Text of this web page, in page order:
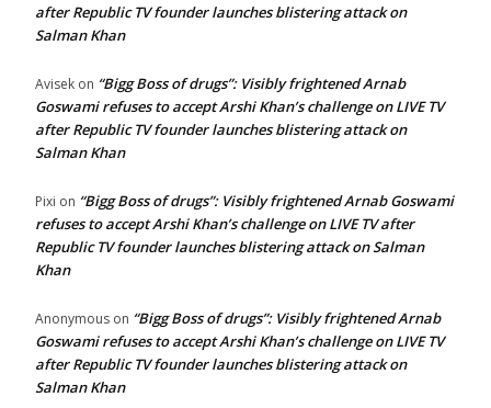
after Republic TV founder launches blistering attack on
Salman Khan
Avisek on “Bigg Boss of drugs”: Visibly frightened Arnab
Goswami refuses to accept Arshi Khan’s challenge on LIVE TV
after Republic TV founder launches blistering attack on
Salman Khan
Pixi on “Bigg Boss of drugs”: Visibly frightened Arnab Goswami
refuses to accept Arshi Khan’s challenge on LIVE TV after
Republic TV founder launches blistering attack on Salman
Khan
Anonymous on “Bigg Boss of drugs”: Visibly frightened Arnab
Goswami refuses to accept Arshi Khan’s challenge on LIVE TV
after Republic TV founder launches blistering attack on
Salman Khan